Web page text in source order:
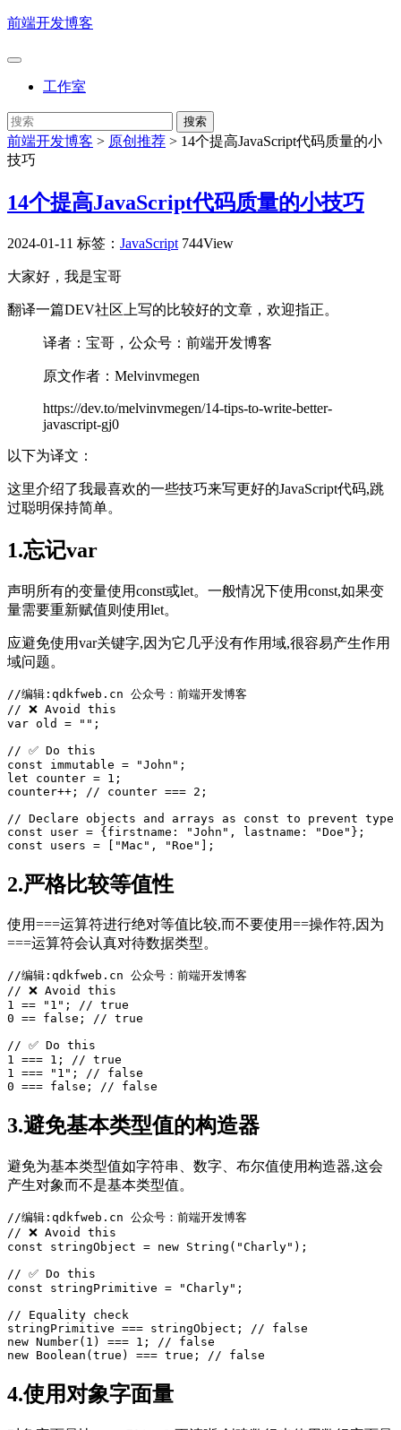
前端开发博客
工作室
前端开发博客 > 原创推荐 > 14个提高JavaScript代码质量的小
技巧
14个提高JavaScript代码质量的小技巧
2024-01-11 标签： JavaScript 744View
大家好，我是宝哥
翻译一篇DEV社区上写的比较好的文章，欢迎指正。
译者：宝哥，公众号：前端开发博客
原文作者：Melvinvmegen
https://dev.to/melvinvmegen/14-tips-to-write-better-
javascript-gj0
以下为译文：
这里介绍了我最喜欢的一些技巧来写更好的JavaScript代码,跳
过聪明保持简单。
1.忘记var
声明所有的变量使用const或let。一般情况下使用const,如果变
量需要重新赋值则使用let。
应避免使用var关键字,因为它几乎没有作用域,很容易产生作用
域问题。
//编辑:qdkfweb.cn 公众号：前端开发博客
// ❌ Avoid this
var old =
"" ;
// ✅ Do this
const immutable =
"John"
let counter = 1;
counter++; // counter === 2;
// Declare objects and arrays as const to prevent type
const user = {firstname:
"John" , lastname: "Doe" };
const users = [ "Mac" , "Roe"
2.严格比较等值性
使用===运算符进行绝对等值比较,而不要使用==操作符,因为
===运算符会认真对待数据类型。
//编辑:qdkfweb.cn 公众号：前端开发博客
// ❌ Avoid this
1 ==
"1" ; // true
0 == false ; // true
// ✅ Do this
1 === 1; // true
1 ===
"1" ; // false
0 === false ; // false
3.避免基本类型值的构造器
避免为基本类型值如字符串、数字、布尔值使用构造器,这会
产生对象而不是基本类型值。
//编辑:qdkfweb.cn 公众号：前端开发博客
// ❌ Avoid this
const stringObject = new String( "Charly" );
// ✅ Do this
const stringPrimitive =
"Charly" ;
// Equality check
stringPrimitive === stringObject; // false
new Number(1) === 1; // false
new Boolean( true ) === true ; // false
4.使用对象字面量